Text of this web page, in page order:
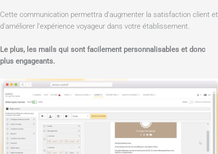
Cette communication permettra d’augmenter la satisfaction client et
d’améliorer l’expérience voyageur dans votre établissement.
Le plus, les mails qui sont facilement personnalisables et donc
plus engageants.